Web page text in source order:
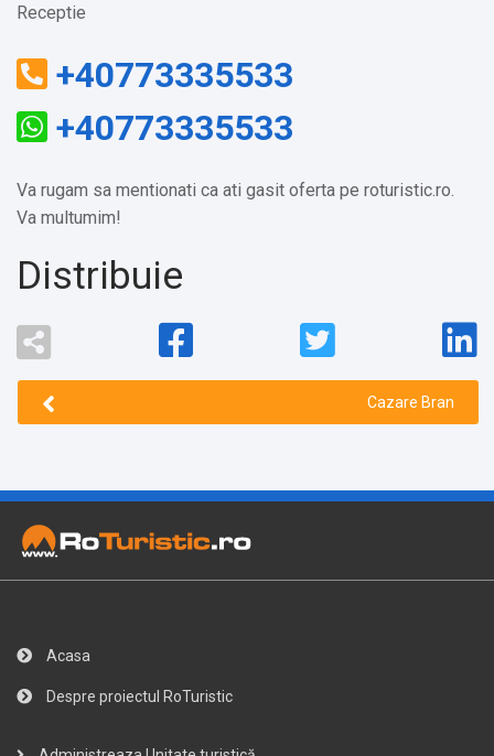
Receptie
+40773335533
+40773335533
Va rugam sa mentionati ca ati gasit oferta pe roturistic.ro.
Va multumim!
Distribuie
Cazare Bran
Acasa
Despre proiectul RoTuristic